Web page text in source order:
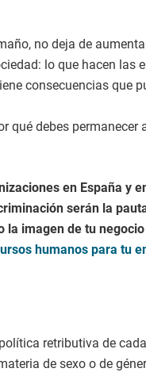
no deja de
lo que hacen las
consecuencias que
qué debes
en España y
serán la
imagen de tu
humanos para tu
retributiva de
de sexo o de